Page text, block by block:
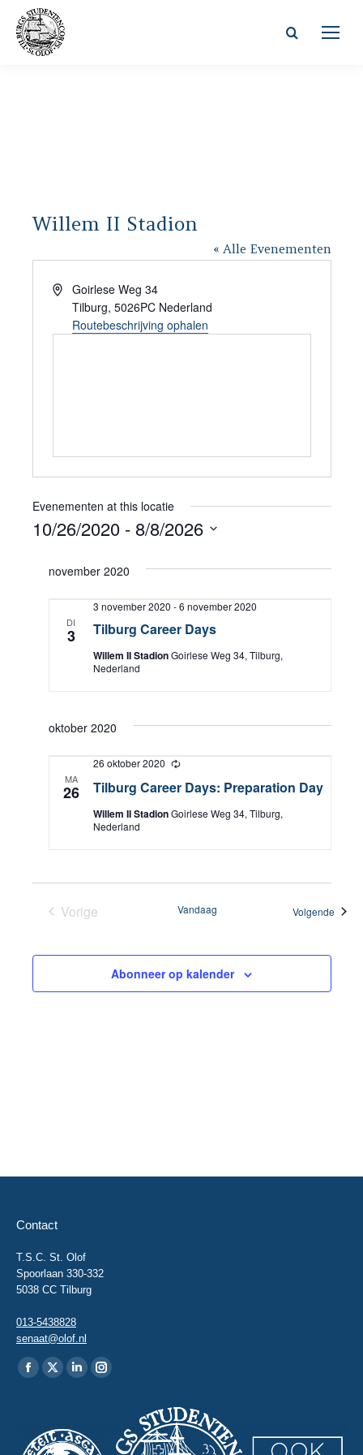
Zoeken:
Willem II Stadion
« Alle Evenementen
AdresGoirlese Weg 34
Tilburg, 5026PC Nederland
Routebeschrijving ophalen
Evenementen at this locatie
10/26/2020 - 8/8/2026
eennovember 2020
DI
3 Tilburg Career Days
3 november 2020 -6 november 2020
Willem II StadionGoirlese Weg 34, Tilburg,
Nederland
oktober 2020
MA
26 Tilburg Career Days: Preparation Day
26 oktober 2020
T
r
g
n
Willem II StadionGoirlese Weg 34, Tilburg,
Nederland
Vorige
Vandaag Volgende
Abonneer op kalender
Contact
T.S.C. St. Olof
Spoorlaan 330-332
5038 CC Tilburg
013-5438828
senaat@olof.nl
Vind ons op:
Facebook
in
X
in
Linkedin
in
Instagram